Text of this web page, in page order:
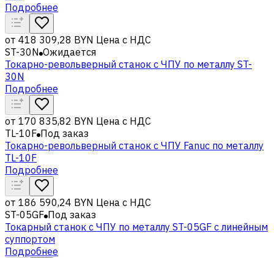
Подробнее
от 418 309,28 BYN Цена с НДС
ST-30N Ожидается
Токарно-револьверный станок с ЧПУ по металлу ST-
30N
Подробнее
от 170 835,82 BYN Цена с НДС
TL-10F Под заказ
Токарно-револьверный станок с ЧПУ Fanuc по металлу
TL-10F
Подробнее
от 186 590,24 BYN Цена с НДС
ST-05GF Под заказ
Токарный станок с ЧПУ по металлу ST-05GF c линейным
суппортом
Подробнее